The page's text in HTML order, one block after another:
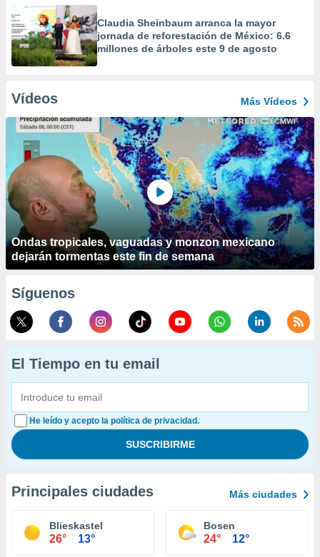
Claudia Sheinbaum arranca la mayor
jornada de reforestación de México: 6.6
millones de árboles este 9 de agosto
Vídeos Más Vídeos
Ondas tropicales, vaguadas y monzon mexicano
dejarán tormentas este fin de semana
Síguenos
El Tiempo en tu email
He leído y acepto la política de privacidad.
Principales ciudades Más ciudades
Blieskastel
26° 13°
Bosen
24° 12°